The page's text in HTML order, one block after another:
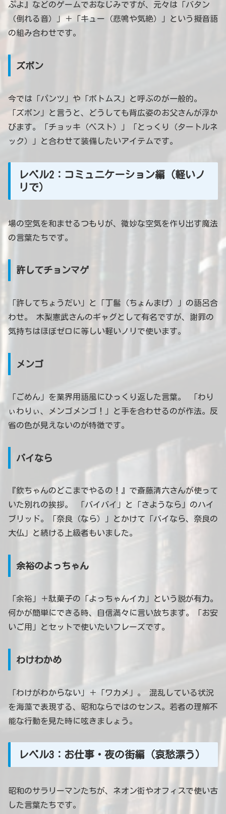
ぷよ』などのゲームでおなじみですが、元々は「バタン
（倒れる音）」＋「キュー（悲鳴や気絶）」という擬音語
の組み合わせです。
ズボン
今では「パンツ」や「ボトムス」と呼ぶのが一般的。
「ズボン」と言うと、どうしても背広姿のお父さんが浮か
びます。「チョッキ（ベスト）」「とっくり（タートルネ
ック）」と合わせて装備したいアイテムです。
レベル2：コミュニケーション編（軽いノ
リで）
場の空気を和ませるつもりが、微妙な空気を作り出す魔法
の言葉たちです。
許してチョンマゲ
「許してちょうだい」と「丁髷（ちょんまげ）」の語呂合
わせ。 木梨憲武さんのギャグとして有名ですが、謝罪の
気持ちはほぼゼロに等しい軽いノリで使います。
メンゴ
「ごめん」を業界用語風にひっくり返した言葉。 「わり
ぃわりぃ、メンゴメンゴ！」と手を合わせるのが作法。反
省の色が見えないのが特徴です。
バイなら
『欽ちゃんのどこまでやるの！』で斎藤清六さんが使って
いた別れの挨拶。 「バイバイ」と「さようなら」のハイ
ブリッド。「奈良（なら）」とかけて「バイなら、奈良の
大仏」と続ける上級者もいました。
余裕のよっちゃん
「余裕」＋駄菓子の「よっちゃんイカ」という説が有力。
何かが簡単にできる時、自信満々に言い放ちます。「お安
いご用」とセットで使いたいフレーズです。
わけわかめ
「わけがわからない」＋「ワカメ」。 混乱している状況
を海藻で表現する、昭和ならではのセンス。若者の理解不
能な行動を見た時に呟きましょう。
レベル3：お仕事・夜の街編（哀愁漂う）
昭和のサラリーマンたちが、ネオン街やオフィスで使い古
した言葉たちです。